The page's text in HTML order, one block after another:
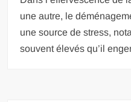
une autre, le
une source de stress,
souvent élevés qu’il